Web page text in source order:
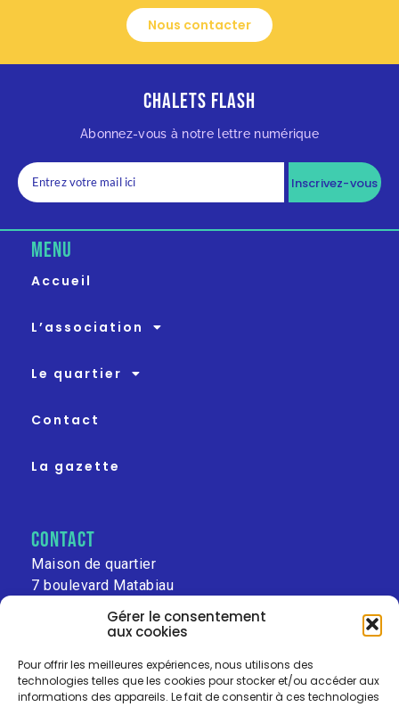
Gérer le consentement
aux cookies
Pour offrir les meilleures expériences, nous utilisons des
technologies telles que les cookies pour stocker et/ou accéder aux
informations des appareils. Le fait de consentir à ces technologies
Nous contacter
Chalets Flash
Abonnez-vous à notre lettre numérique
Inscrivez-vous
MENU
Accueil
L’association
Le quartier
Contact
La gazette
contact
Maison de quartier
7 boulevard Matabiau
31000 Toulouse